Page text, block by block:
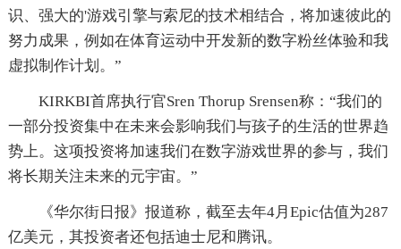
识、强大的'游戏引擎与索尼的技术相结合，将加速彼此的
努力成果，例如在体育运动中开发新的数字粉丝体验和我
虚拟制作计划。”
KIRKBI首席执行官Sren Thorup Srensen称：“我们的
一部分投资集中在未来会影响我们与孩子的生活的世界趋
势上。这项投资将加速我们在数字游戏世界的参与，我们
将长期关注未来的元宇宙。”
《华尔街日报》报道称，截至去年4月Epic估值为287
亿美元，其投资者还包括迪士尼和腾讯。